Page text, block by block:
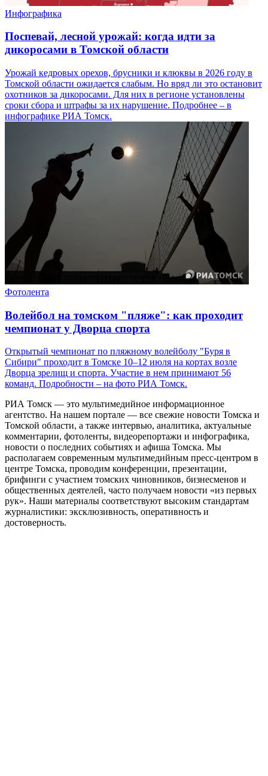
Инфографика
Поспевай, лесной урожай: когда идти за
дикоросами в Томской области
Урожай кедровых орехов, брусники и клюквы в 2026 году в
Томской области ожидается слабым. Но вряд ли это остановит
охотников за дикоросами. Для них в регионе установлены
сроки сбора и штрафы за их нарушение. Подробнее – в
инфографике РИА Томск.
Фотолента
Волейбол на томском "пляже": как проходит
чемпионат у Дворца спорта
Открытый чемпионат по пляжному волейболу "Буря в
Сибири" проходит в Томске 10–12 июля на кортах возле
Дворца зрелищ и спорта. Участие в нем принимают 56
команд. Подробности – на фото РИА Томск.
РИА Томск — это мультимедийное информационное
агентство. На нашем портале — все свежие новости Томска и
Томской области, а также интервью, аналитика, актуальные
комментарии, фотоленты, видеорепортажи и инфографика,
новости о последних событиях и афиша Томска. Мы
располагаем современным мультимедийным пресс-центром в
центре Томска, проводим конференции, презентации,
брифинги с участием томских чиновников, бизнесменов и
общественных деятелей, часто получаем новости «из первых
рук». Наши материалы соответствуют высоким стандартам
журналистики: эксклюзивность, оперативность и
достоверность.